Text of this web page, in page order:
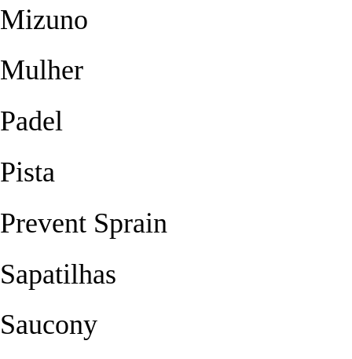
Mizuno
Mulher
Padel
Pista
Prevent Sprain
Sapatilhas
Saucony